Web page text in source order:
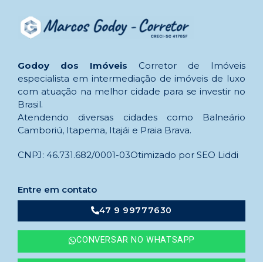
Godoy dos Imóveis Corretor de Imóveis
especialista em intermediação de imóveis de luxo
com atuação na melhor cidade para se investir no
Brasil.
Atendendo diversas cidades como Balneário
Camboriú, Itapema, Itajái e Praia Brava.
CNPJ: 46.731.682/0001-03Otimizado por SEO Liddi
Entre em contato
47 9 99777630
CONVERSAR NO WHATSAPP